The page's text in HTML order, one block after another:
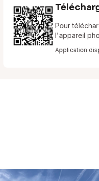
Pour
l'appareil
Application